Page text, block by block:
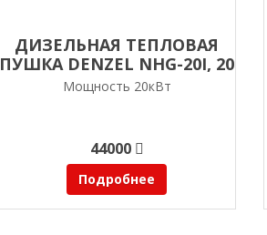
ДИЗЕЛЬНАЯ ТЕПЛОВАЯ
ПУШКА DENZEL NHG-20I, 20
КВТ
Мощность 20кВт
44000
Подробнее